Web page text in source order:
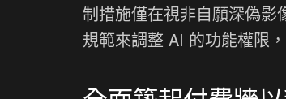
制措施僅在視非自願深偽
規範來調整 AI 的功能權限